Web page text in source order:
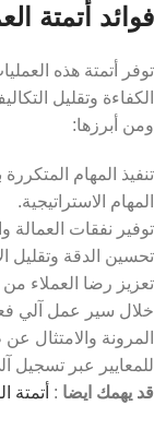
فوائد أتمتة
توفر أتمتة هذه
ومن أبرزها:
تنفيذ المهام
المهام الاستراتيجية.
توفير نفقات العمالة
تحسين الدقة وتقليل
تعزيز رضا العملاء
خلال سير عمل آلي
المرونة والامتثال
للمعايير عبر تسجيل
قد يهمك ايضا : أتمتة